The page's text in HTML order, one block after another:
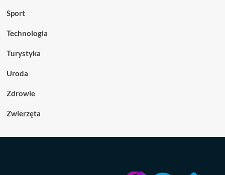
Sport
Technologia
Turystyka
Uroda
Zdrowie
Zwierzęta